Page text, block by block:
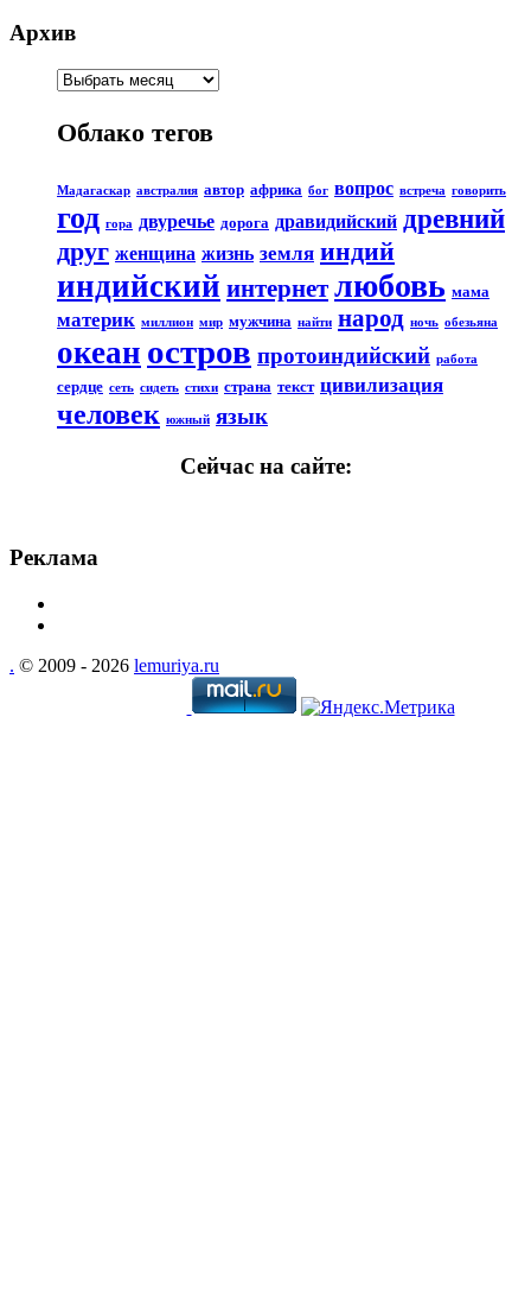
Архив
Облако тегов
Мадагаскар австралия автор африка бог вопрос встреча говорить
год гора двуречье дорога дравидийский древний
друг женщина жизнь земля индий
индийский интернет любовь мама
материк миллион мир мужчина найти народ ночь обезьяна
океан остров протоиндийский работа
сердце сеть сидеть стихи страна текст цивилизация
человек южный язык
Сейчас на сайте:
Реклама
. © 2009 - 2026 lemuriya.ru